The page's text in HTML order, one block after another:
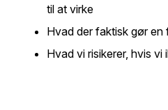
til at virke
Hvad der faktisk gør en
Hvad vi risikerer, hvis vi